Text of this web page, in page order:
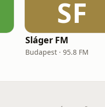
SF
Sláger FM
Budapest · 95.8 FM